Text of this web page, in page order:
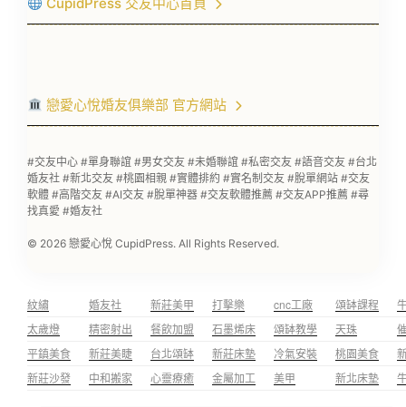
戀愛心悅婚友俱樂部 官方網站
#交友中心 #單身聯誼 #男女交友 #未婚聯誼 #私密交友 #語音交友 #台北
婚友社 #新北交友 #桃園相親 #實體排約 #實名制交友 #脫單網站 #交友
軟體 #高階交友 #AI交友 #脫單神器 #交友軟體推薦 #交友APP推薦 #尋
找真愛 #婚友社
© 2026 戀愛心悅 CupidPress. All Rights Reserved.
紋繡 婚友社 新莊美甲 打擊樂 cnc工廠 頌缽課程
太歲燈
精密射出 餐飲加盟 石墨烯床 頌缽教學 天珠
平鎮美食
新莊美睫 台北頌缽 新莊床墊 冷氣安裝 桃園美食
新莊沙發
中和搬家 心靈療癒 金屬加工 美甲 新北床墊